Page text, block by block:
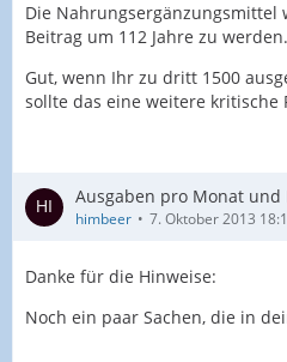
Die
Beitrag um 112 Jahre zu werden.
Gut, wenn Ihr zu dritt 1500
sollte das eine weitere kritische
Ausgaben pro Monat
himbeer 7. Oktober 2013
Danke für die Hinweise:
Noch ein paar Sachen, die in